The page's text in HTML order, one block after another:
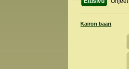
Kairon baari